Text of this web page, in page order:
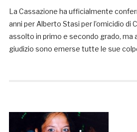
La Cassazione ha ufficialmente
anni per Alberto Stasi per l’omicidio di
assolto in primo e secondo grado, ma
giudizio sono emerse tutte le sue